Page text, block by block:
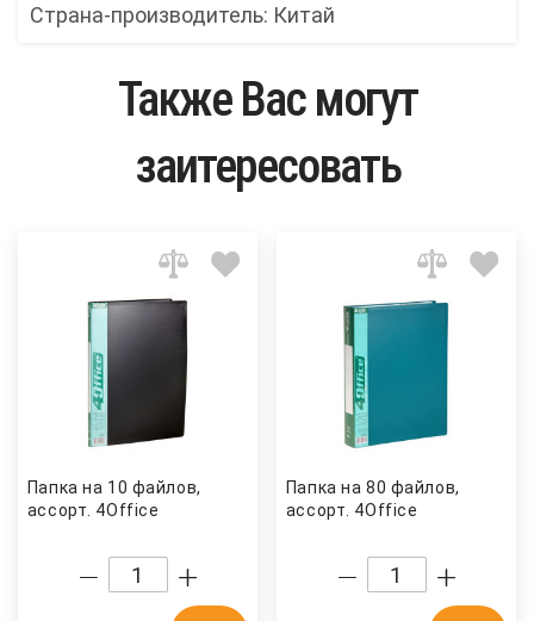
Страна-производитель: Китай
Также Вас могут
заитересовать
Папка на 10 файлов,
ассорт. 4Office
Папка на 80 файлов,
ассорт. 4Office